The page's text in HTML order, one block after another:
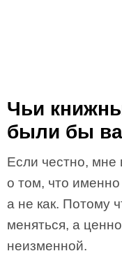
Чьи
были бы
Если честно, мне
о том, что
а не как. Потому
меняться, а
неизменной.